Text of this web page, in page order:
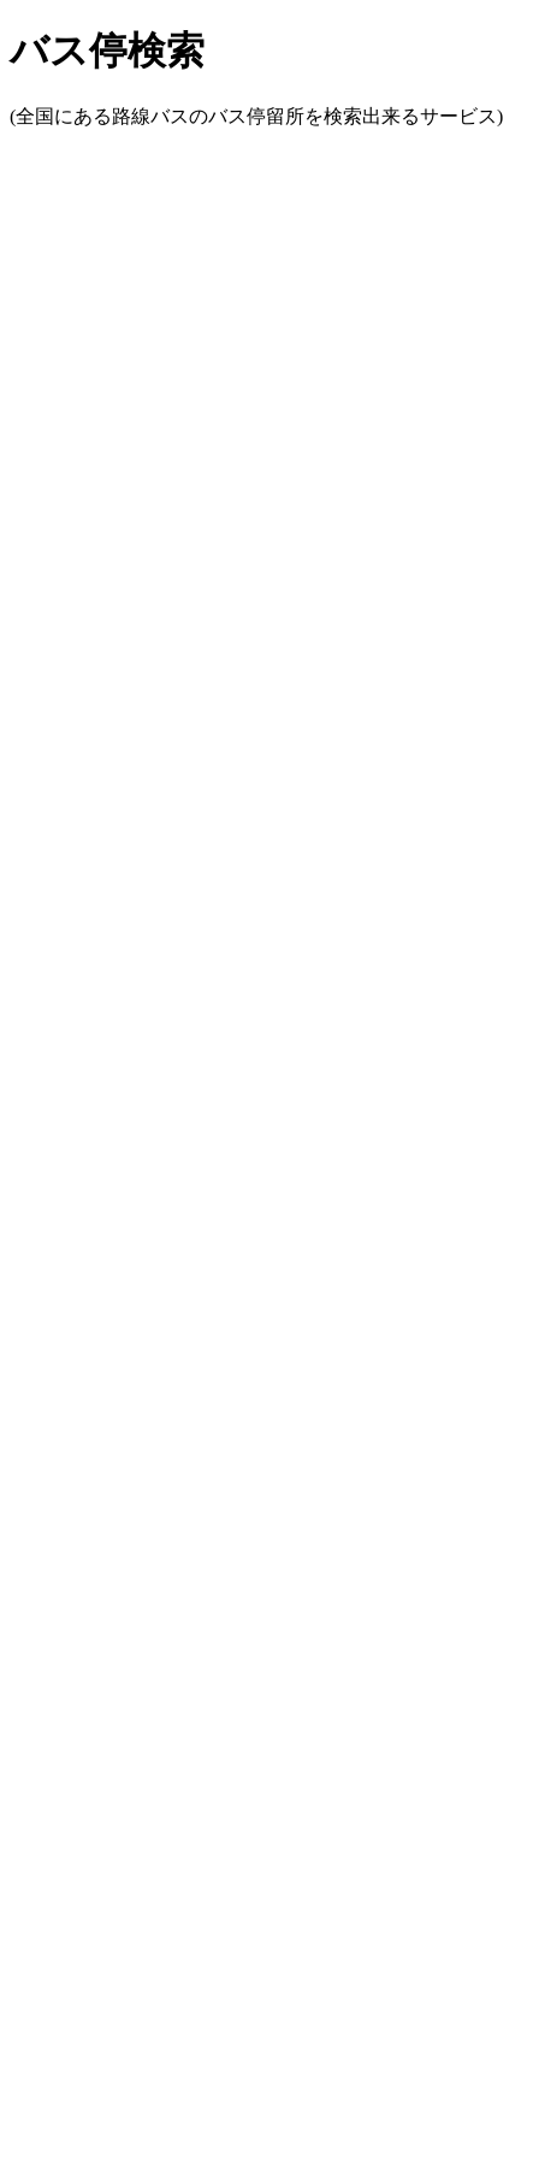
バス停検索
(全国にある路線バスのバス停留所を検索出来るサービス)